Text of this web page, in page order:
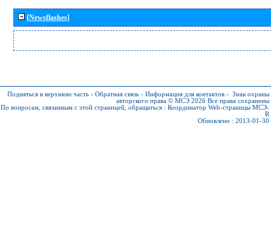
[Newsflashes]
Подняться в верхнюю часть - Обратная связь - Информация для контактов - Знак охраны
авторского права © МСЭ 2026 Все права сохранены
По вопросам, связанным с этой страницей, обращаться : Координатор Web-страницы МСЭ-
R
Обновлено : 2013-01-30